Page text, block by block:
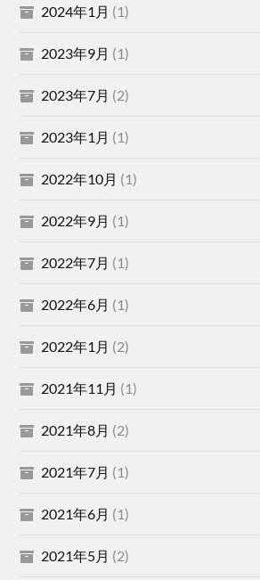
2024年1月 (1)
2023年9月 (1)
2023年7月 (2)
2023年1月 (1)
2022年10月 (1)
2022年9月 (1)
2022年7月 (1)
2022年6月 (1)
2022年1月 (2)
2021年11月 (1)
2021年8月 (2)
2021年7月 (1)
2021年6月 (1)
2021年5月 (2)